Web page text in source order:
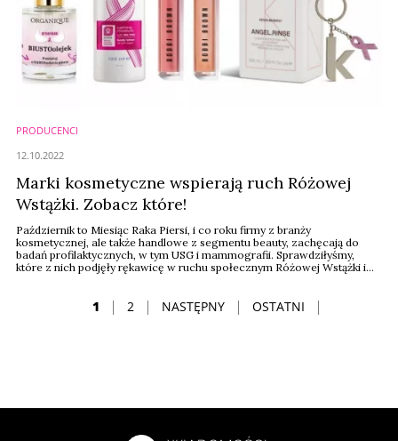
PRODUCENCI
Marki kosmetyczne wspierają ruch Różowej
Wstążki. Zobacz które!
Październik to Miesiąc Raka Piersi, i co roku firmy z branży
kosmetycznej, ale także handlowe z segmentu beauty, zachęcają do
badań profilaktycznych, w tym USG i mammografii. Sprawdziłyśmy,
które z nich podjęły rękawicę w ruchu społecznym Różowej Wstążki i
12.10.2022
1 2 NASTĘPNY OSTATNI